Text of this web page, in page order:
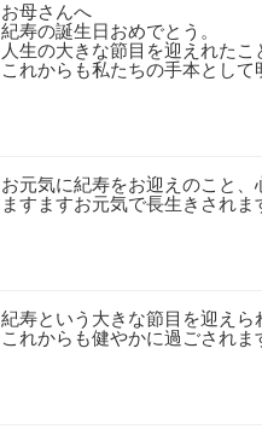
お母さんへ
紀寿の誕生日おめでとう。
人生の大きな節目を迎えれたこ
これからも私たちの手本として
お元気に紀寿をお迎えのこと、
ますますお元気で長生きされま
紀寿という大きな節目を迎えら
これからも健やかに過ごされま